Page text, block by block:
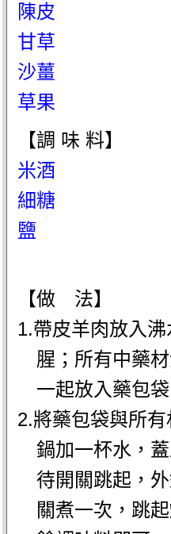
陳皮
甘草
沙薑
草果
【調 味 料】
米酒
細糖
鹽
【做 法】
1.帶皮羊肉放入
腥；所有中藥
一起放入藥包
2.將藥包袋與所
鍋加一杯水，
待開關跳起，
關煮一次，跳